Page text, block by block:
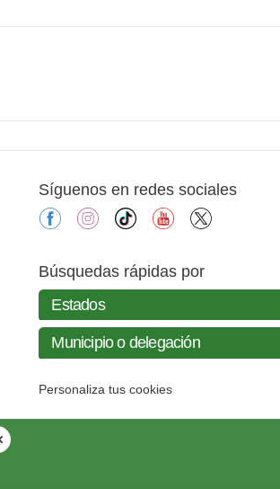
Síguenos en redes sociales
facebookinstagram
tiktok youtube
Búsquedas rápidas por
Personaliza tus cookies